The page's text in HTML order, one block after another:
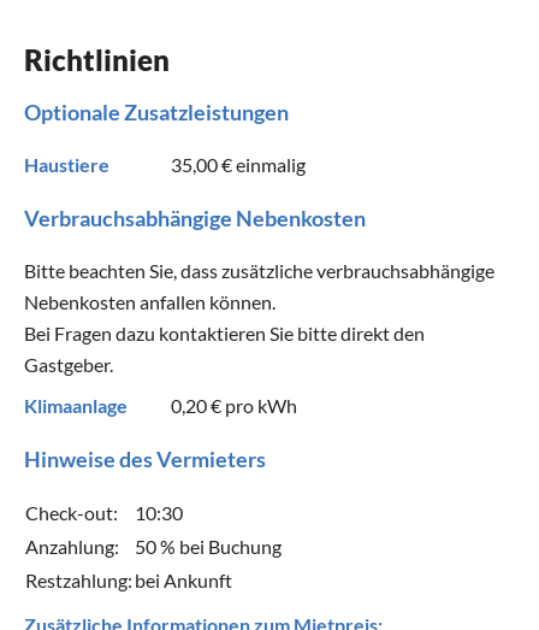
Richtlinien
Optionale Zusatzleistungen
Haustiere 35,00 €einmalig
Verbrauchsabhängige Nebenkosten
Bitte beachten Sie, dass zusätzliche verbrauchsabhängige
Nebenkosten anfallen können.
Bei Fragen dazu kontaktieren Sie bitte direkt den
Gastgeber.
Klimaanlage
0,20 € pro kWh
Hinweise des Vermieters
Check-out:
10:30
Anzahlung:
50 % bei Buchung
Restzahlung: bei Ankunft
Zusätzliche Informationen zum Mietpreis: